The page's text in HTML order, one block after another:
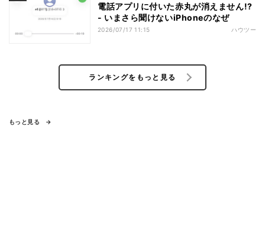
電話アプリに付いた赤丸が消えません!?
- いまさら聞けないiPhoneのなぜ
2026/07/17 11:15 ハウツー
ランキングをもっと見る
もっと見る